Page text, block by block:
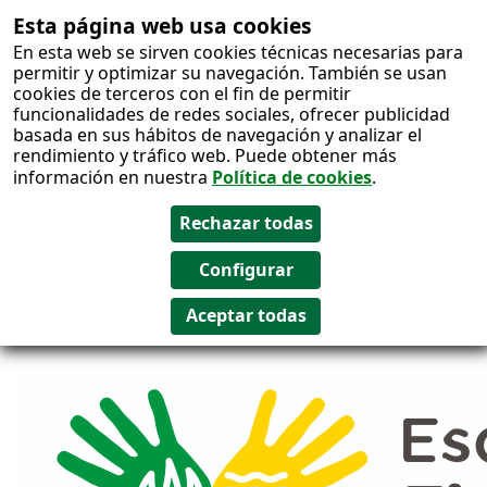
Esta página web usa cookies
En esta web se sirven cookies técnicas necesarias para
permitir y optimizar su navegación. También se usan
cookies de terceros con el fin de permitir
funcionalidades de redes sociales, ofrecer publicidad
basada en sus hábitos de navegación y analizar el
rendimiento y tráfico web. Puede obtener más
información en nuestra Política de cookies.
Salto al
contenido